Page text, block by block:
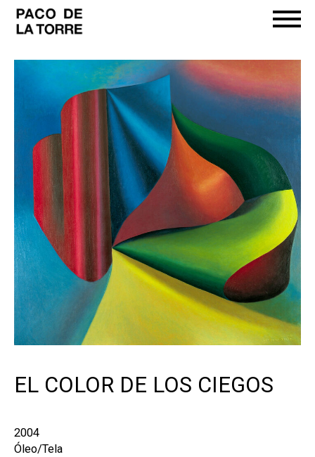
EL COLOR DE LOS CIEGOS
2004
Óleo/Tela